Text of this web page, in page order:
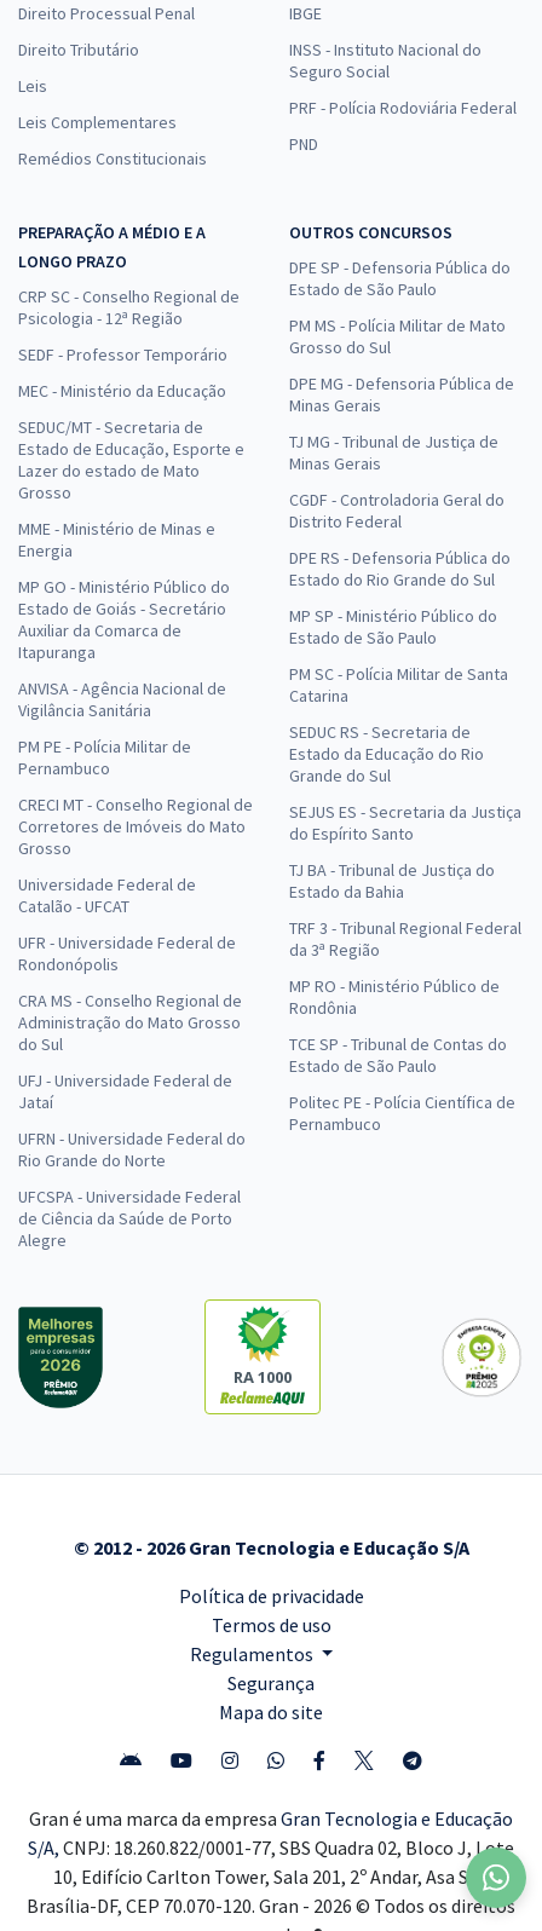
Direito Processual Penal
Direito Tributário
Leis
Leis Complementares
Remédios Constitucionais
IBGE
INSS - Instituto Nacional do
Seguro Social
PRF - Polícia Rodoviária Federal
PND
PREPARAÇÃO A MÉDIO E A
LONGO PRAZO
CRP SC - Conselho Regional de
Psicologia - 12ª Região
SEDF - Professor Temporário
MEC - Ministério da Educação
SEDUC/MT - Secretaria de
Estado de Educação, Esporte e
Lazer do estado de Mato
Grosso
MME - Ministério de Minas e
Energia
MP GO - Ministério Público do
Estado de Goiás - Secretário
Auxiliar da Comarca de
Itapuranga
ANVISA - Agência Nacional de
Vigilância Sanitária
PM PE - Polícia Militar de
Pernambuco
CRECI MT - Conselho Regional de
Corretores de Imóveis do Mato
Grosso
Universidade Federal de
Catalão - UFCAT
UFR - Universidade Federal de
Rondonópolis
CRA MS - Conselho Regional de
Administração do Mato Grosso
do Sul
UFJ - Universidade Federal de
Jataí
UFRN - Universidade Federal do
Rio Grande do Norte
UFCSPA - Universidade Federal
de Ciência da Saúde de Porto
Alegre
OUTROS CONCURSOS
DPE SP - Defensoria Pública do
Estado de São Paulo
PM MS - Polícia Militar de Mato
Grosso do Sul
DPE MG - Defensoria Pública de
Minas Gerais
TJ MG - Tribunal de Justiça de
Minas Gerais
CGDF - Controladoria Geral do
Distrito Federal
DPE RS - Defensoria Pública do
Estado do Rio Grande do Sul
MP SP - Ministério Público do
Estado de São Paulo
PM SC - Polícia Militar de Santa
Catarina
SEDUC RS - Secretaria de
Estado da Educação do Rio
Grande do Sul
SEJUS ES - Secretaria da Justiça
do Espírito Santo
TJ BA - Tribunal de Justiça do
Estado da Bahia
TRF 3 - Tribunal Regional Federal
da 3ª Região
MP RO - Ministério Público de
Rondônia
TCE SP - Tribunal de Contas do
Estado de São Paulo
Politec PE - Polícia Científica de
Pernambuco
RA 1000
© 2012 - 2026 Gran Tecnologia e Educação S/A
Política de privacidade
Termos de uso
Regulamentos
Segurança
Mapa do site
Gran é uma marca da empresa Gran Tecnologia e Educação
S/A, CNPJ: 18.260.822/0001-77, SBS Quadra 02, Bloco J, Lote
10, Edifício Carlton Tower, Sala 201, 2º Andar, Asa Sul,
Brasília-DF, CEP 70.070-120. Gran - 2026 © Todos os direitos